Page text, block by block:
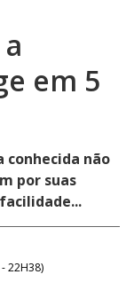
em 5
conhecida não
por suas
22H38)